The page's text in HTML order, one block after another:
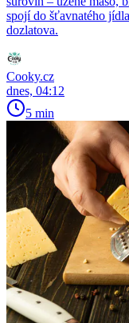
spojí do šťavnatého
dozlatova.
Cooky.cz
dnes, 04:12
5 min